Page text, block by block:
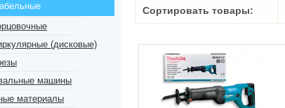
(дисковые)
машины
материалы
Сортировать товары: